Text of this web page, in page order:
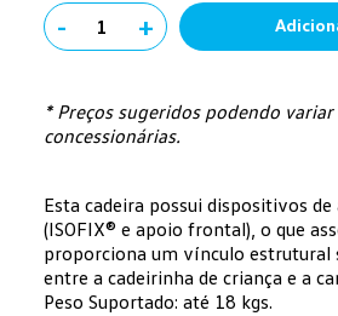
- 1 +
* Preços sugeridos podendo
concessionárias.
Esta cadeira possui dispositivos de
(ISOFIX® e apoio frontal), o que
proporciona um vínculo estrutural
entre a cadeirinha de criança e a
Peso Suportado: até 18 kgs.